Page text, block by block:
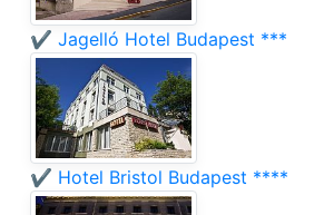
✔️ Jagelló Hotel Budapest ***
✔️ Hotel Bristol Budapest ****